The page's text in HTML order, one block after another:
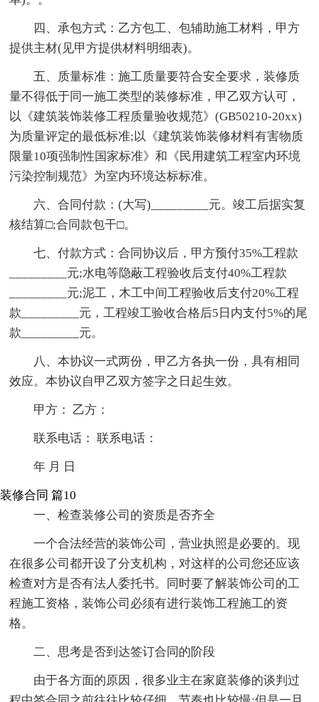
四、承包方式：乙方包工、包辅助施工材料，甲方
提供主材(见甲方提供材料明细表)。
五、质量标准：施工质量要符合安全要求，装修质
量不得低于同一施工类型的装修标准，甲乙双方认可，
以《建筑装饰装修工程质量验收规范》(GB50210-20xx)
为质量评定的最低标准;以《建筑装饰装修材料有害物质
限量10项强制性国家标准》和《民用建筑工程室内环境
污染控制规范》为室内环境达标标准。
六、合同付款：(大写)_________元。竣工后据实复
核结算□;合同款包干□。
七、付款方式：合同协议后，甲方预付35%工程款
_________元;水电等隐蔽工程验收后支付40%工程款
_________元;泥工，木工中间工程验收后支付20%工程
款_________元，工程竣工验收合格后5日内支付5%的尾
款_________元。
八、本协议一式两份，甲乙方各执一份，具有相同
效应。本协议自甲乙双方签字之日起生效。
甲方： 乙方：
联系电话： 联系电话：
年 月 日
装修合同 篇10
一、检查装修公司的资质是否齐全
一个合法经营的装饰公司，营业执照是必要的。现
在很多公司都开设了分支机构，对这样的公司您还应该
检查对方是否有法人委托书。同时要了解装饰公司的工
程施工资格，装饰公司必须有进行装饰工程施工的资
格。
二、思考是否到达签订合同的阶段
由于各方面的原因，很多业主在家庭装修的谈判过